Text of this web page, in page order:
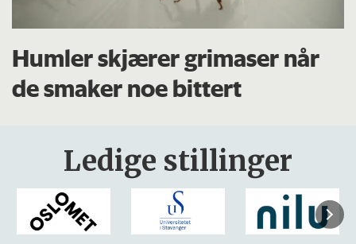
Humler skjærer grimaser når
de smaker noe bittert
Ledige stillinger